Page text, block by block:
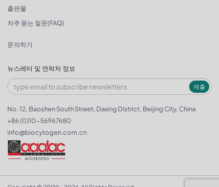
출판물
자주 묻는 질문(FAQ)
문의하기
뉴스레터 및 연락처 정보
제출
No. 12, Baoshen South Street, Daxing District, Beijing City, China
+86 (0)10-56967680
info@biocytogen.com.cn